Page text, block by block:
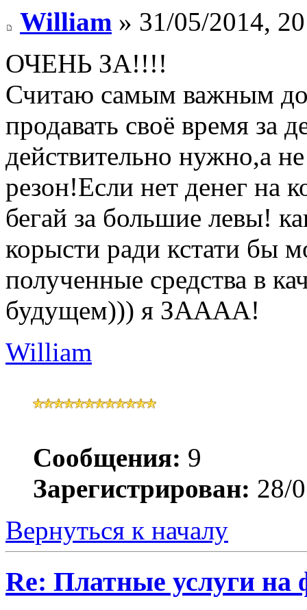
William » 31/05/2014,
ОЧЕНЬ ЗА!!!!
Считаю самым важным
продавать своё время за
действительно нужно,а
резон!Если нет денег на
бегай за большие левы!
корысти ради кстати бы
полученные средства в
будущем))) я ЗАААА!
William
Сообщения: 9
Зарегистрирован: 28/
Вернуться к началу
Re: Платные услуги на